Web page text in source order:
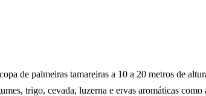
de palmeiras tamareiras a 10 a 20 metros de
trigo, cevada, luzerna e ervas aromáticas como